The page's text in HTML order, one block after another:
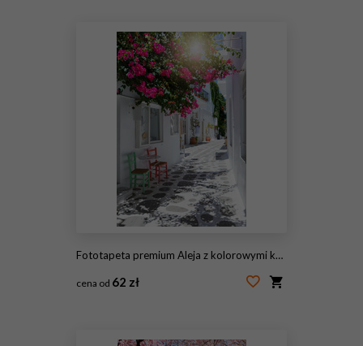
Fototapeta premium Aleja z kolorowymi kwiatami bugenwilli, białymi domami i kolorowymi krzesłami w Parikia, Paros, Cyklady, Grecja
cena od 62 zł